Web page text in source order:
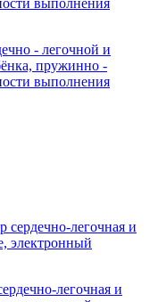
- легочной и
пружинно -
выполнения
легочная и